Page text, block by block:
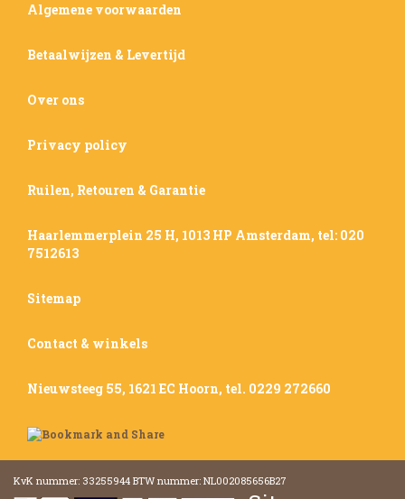
Algemene voorwaarden
Betaalwijzen & Levertijd
Over ons
Privacy policy
Ruilen, Retouren & Garantie
Haarlemmerplein 25 H, 1013 HP Amsterdam, tel: 020
7512613
Sitemap
Contact & winkels
Nieuwsteeg 55, 1621 EC Hoorn, tel. 0229 272660
KvK nummer: 33255944 BTW nummer: NL002085656B27